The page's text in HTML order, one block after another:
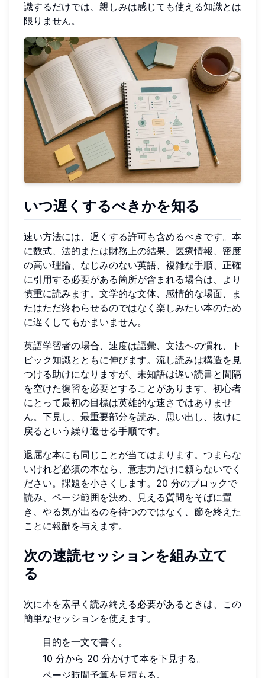
識するだけでは、親しみは感じても使える知識とは
限りません。
いつ遅くするべきかを知る
速い方法には、遅くする許可も含めるべきです。本
に数式、法的または財務上の結果、医療情報、密度
の高い理論、なじみのない英語、複雑な手順、正確
に引用する必要がある箇所が含まれる場合は、より
慎重に読みます。文学的な文体、感情的な場面、ま
たはただ終わらせるのではなく楽しみたい本のため
に遅くしてもかまいません。
英語学習者の場合、速度は語彙、文法への慣れ、ト
ピック知識とともに伸びます。流し読みは構造を見
つける助けになりますが、未知語は遅い読書と間隔
を空けた復習を必要とすることがあります。初心者
にとって最初の目標は英雄的な速さではありませ
ん。下見し、最重要部分を読み、思い出し、抜けに
戻るという繰り返せる手順です。
退屈な本にも同じことが当てはまります。つまらな
いけれど必須の本なら、意志力だけに頼らないでく
ださい。課題を小さくします。20 分のブロックで
読み、ページ範囲を決め、見える質問をそばに置
き、やる気が出るのを待つのではなく、節を終えた
ことに報酬を与えます。
次の速読セッションを組み立て
る
次に本を素早く読み終える必要があるときは、この
簡単なセッションを使えます。
目的を一文で書く。
10 分から 20 分かけて本を下見する。
ページ時間予算を見積もる。